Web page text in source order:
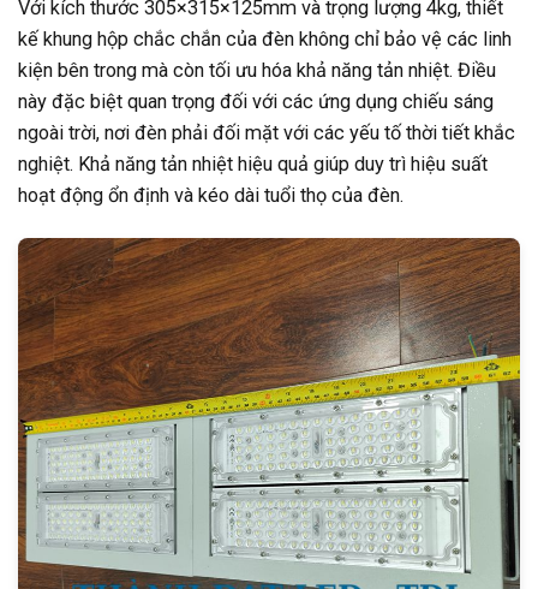
Với kích thước 305×315×125mm và trọng lượng 4kg, thiết
kế khung hộp chắc chắn của đèn không chỉ bảo vệ các linh
kiện bên trong mà còn tối ưu hóa khả năng tản nhiệt. Điều
này đặc biệt quan trọng đối với các ứng dụng chiếu sáng
ngoài trời, nơi đèn phải đối mặt với các yếu tố thời tiết khắc
nghiệt. Khả năng tản nhiệt hiệu quả giúp duy trì hiệu suất
hoạt động ổn định và kéo dài tuổi thọ của đèn.